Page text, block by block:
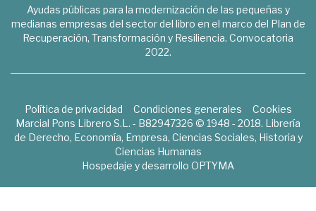
Ayudas públicas para la modernización de las pequeñas y
medianas empresas del sector del libro en el marco del Plan de
Recuperación, Transformación y Resiliencia. Convocatoria
2022.
Política de privacidad Condiciones generales
Cookies
Marcial Pons Librero S.L. - B82947326 © 1948 - 2018. Librería
de Derecho, Economía, Empresa, Ciencias Sociales, Historia y
Ciencias Humanas
Hospedaje y desarrollo OPTYMA